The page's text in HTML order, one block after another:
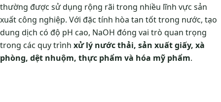
thường được sử dụng rộng rãi trong nhiều lĩnh vực sản
xuất công nghiệp. Với đặc tính hòa tan tốt trong nước, tạo
dung dịch có độ pH cao, NaOH đóng vai trò quan trọng
trong các quy trình xử lý nước thải, sản xuất giấy, xà
phòng, dệt nhuộm, thực phẩm và hóa mỹ phẩm.